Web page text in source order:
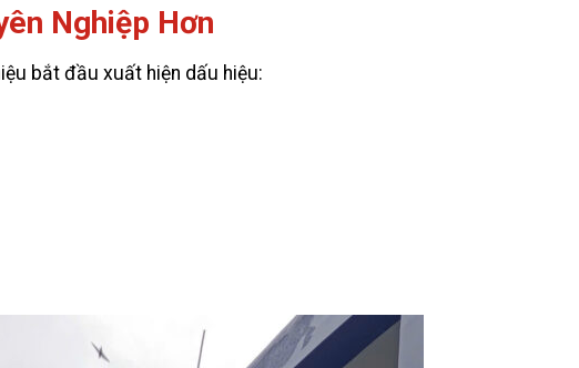
Nghiệp Hơn
bắt đầu xuất hiện dấu hiệu: